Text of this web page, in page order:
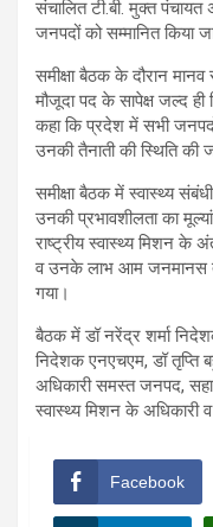
संचालित टी.बी. मुक्त पंचायत
जनपदों को सम्मानित किया
समीक्षा बैठक के दौरान
मौजूदा पद के सापेक्ष जल्द ही
कहा कि प्रदेश में सभी
उनकी तैनाती की स्थिति की
समीक्षा बैठक में स्वास्थ्य
उनकी प्रभावशीलता का
राष्ट्रीय स्वास्थ्य मिशन के
व उनके लाभ आम जनमानस
गया।
बैठक में डॉ नरेंद्र शर्मा
निदेशक एनएचएम, डॉ तृप्ति
अधिकारी समस्त जनपद,
स्वास्थ्य मिशन के अधिकारी
Facebook